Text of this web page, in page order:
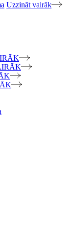
Uzzināt vairāk